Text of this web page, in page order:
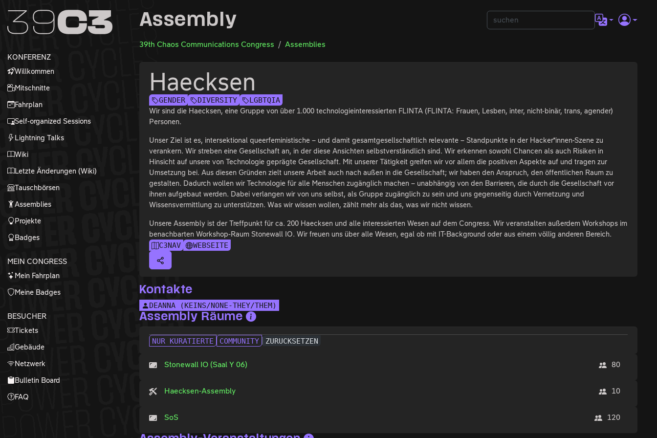
Zum Inhalt
Zum Footer
KONFERENZ
Willkommen
Mitschnitte
Fahrplan
Self-organized Sessions
Lightning Talks
Wiki
Letzte Änderungen (Wiki)
Tauschbörsen
Assemblies
Projekte
Badges
MEIN CONGRESS
Mein Fahrplan
Meine Badges
BESUCHER
Tickets
Gebäude
Netzwerk
Bulletin Board
FAQ
Assembly
39th Chaos Communications Congress Assemblies
Haecksen
GENDER DIVERSITY LGBTQIA
Wir sind die Haecksen, eine Gruppe von über 1.000 technologieinteressierten FLINTA (FLINTA: Frauen, Lesben, inter, nicht-binär, trans, agender)
Personen.
Unser Ziel ist es, intersektional queerfeministische – und damit gesamtgesellschaftlich relevante – Standpunkte in der Hacker*innen-Szene zu
verankern. Wir streben eine Gesellschaft an, in der diese Ansichten selbstverständlich sind. Wir erkennen sowohl Chancen als auch Risiken in
Hinsicht auf unsere von Technologie geprägte Gesellschaft. Mit unserer Tätigkeit greifen wir vor allem die positiven Aspekte auf und tragen zur
Umsetzung bei. Aus diesen Gründen zielt unsere Arbeit auch nach außen in die Gesellschaft; wir haben den Anspruch, den öffentlichen Raum zu
gestalten. Dadurch wollen wir Technologie für alle Menschen zugänglich machen – unabhängig von den Barrieren, die durch die Gesellschaft vor
ihnen aufgebaut werden. Dabei verlangen wir von uns selbst, als Gruppe zugänglich zu sein und uns gegenseitig durch Vernetzung und
Wissensvermittlung zu unterstützen. Was wir wissen wollen, zählt mehr als das, was wir nicht wissen.
Unsere Assembly ist der Treffpunkt für ca. 200 Haecksen und alle interessierten Wesen auf dem Congress. Wir veranstalten außerdem Workshops im
benachbarten Workshop-Raum Stonewall IO. Wir freuen uns über alle Wesen, egal ob mit IT-Background oder aus einem völlig anderen Bereich.
C3NAV WEBSEITE
Kontakte
DEANNA (KEINS/NONE-THEY/THEM)
Assembly Räume
NUR KURATIERTE COMMUNITY ZURÜCKSETZEN
Stonewall IO (Saal Y 06) 80
Haecksen-Assembly 10
SoS 120